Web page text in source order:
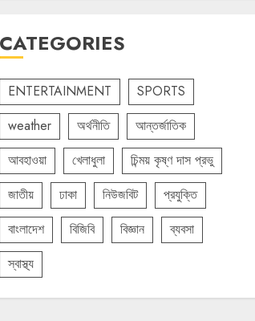
CATEGORIES
ENTERTAINMENT
SPORTS
weather
অর্থনীতি
আন্তর্জাতিক
আবহাওয়া
খেলাধুলা
চিন্ময় কৃষ্ণ দাস প্রভু
জাতীয়
ঢাকা নিউজবিট
প্রযুক্তি
বাংলাদেশ
বিজিবি বিজ্ঞান
ব্যবসা
স্বাস্থ্য